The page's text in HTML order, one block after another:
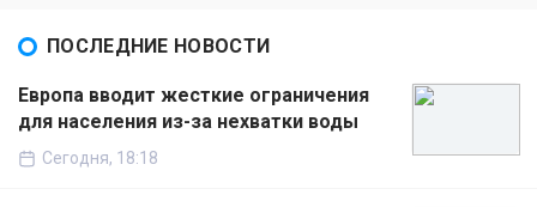
ПОСЛЕДНИЕ НОВОСТИ
Европа вводит жесткие ограничения
для населения из-за нехватки воды
Сегодня, 18:18